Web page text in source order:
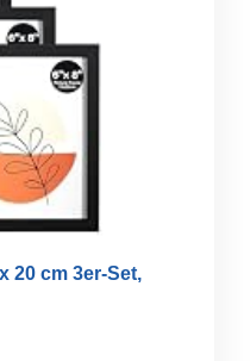
20 cm 3er-Set,